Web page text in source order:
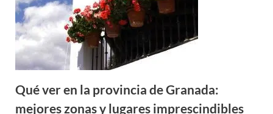
Qué ver en la provincia de Granada:
mejores zonas y lugares imprescindibles